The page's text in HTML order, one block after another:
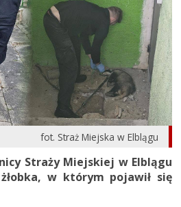
fot. Straż Miejska w Elblągu
Straży Miejskiej w Elblągu
w którym pojawił się